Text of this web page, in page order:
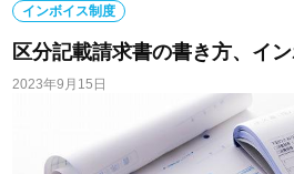
インボイス制度
区分記載請求書の書き方、イ
2023年9月15日